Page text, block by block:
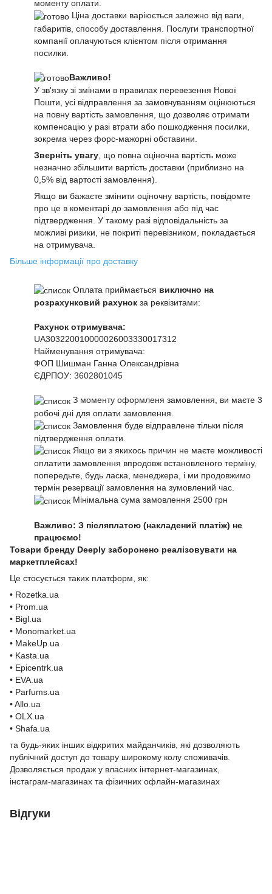
моменту оплати.
Ціна доставки варіюється залежно від ваги,
габаритів, способу доставлення. Послуги транспортної
компанії оплачуються клієнтом після отримання
посилки.
Важливо!
У зв'язку зі змінами в правилах перевезення Нової
Пошти, усі відправлення за замовчуванням оцінюються
на повну вартість замовлення, що дозволяє отримати
компенсацію у разі втрати або пошкодження посилки,
зокрема через форс-мажорні обставини.
Зверніть увагу , що повна оціночна вартість може
незначно збільшити вартість доставки (приблизно на
0,5% від вартості замовлення).
Якщо ви бажаєте змінити оціночну вартість, повідомте
про це в коментарі до замовлення або під час
підтвердження. У такому разі відповідальність за
можливі ризики, не покриті перевізником, покладається
на отримувача.
Більше інформації про доставку
Оплата приймається виключно на
розрахунковий рахунок за реквізитами:
Рахунок отримувача:
UA303220010000026003330017312
Найменування отримувача:
ФОП Шишман Ганна Олександрівна
ЄДРПОУ: 3602801045
З моменту оформленя замовлення, ви маєте 3
робочі дні для оплати замовлення.
Замовлення буде відправлене тільки після
підтвердження оплати.
Якщо ви з якихось причин не маєте можливості
оплатити замовлення впродовж встановленого терміну,
попередьте, будь ласка, менеджера, і ми продовжимо
термін резервації замовлення на зумовлений час.
Мінімальна сума замовлення 2500 грн
Важливо: З післяплатою (накладений платіж) не
працюємо!
Товари бренду Deeply заборонено реалізовувати на
маркетплейсах!
Це стосується таких платформ, як:
• Rozetka.ua
• Prom.ua
• Bigl.ua
• Monomarket.ua
• MakeUp.ua
• Kasta.ua
• Epicentrk.ua
• EVA.ua
• Parfums.ua
• Allo.ua
• OLX.ua
• Shafa.ua
та будь-яких інших відкритих майданчиків, які дозволяють
публічний доступ до товару широкому колу споживачів.
Дозволяється продаж у власних інтернет-магазинах,
інстаграм-магазинах та фізичних офлайн-магазинах
Відгуки